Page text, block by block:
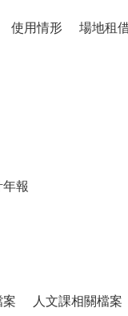
使用情形 場地租
報
案 人文課相關檔案